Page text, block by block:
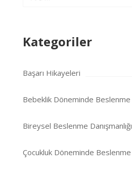
Kategoriler
Başarı Hikayeleri
Bebeklik Döneminde Beslenme
Bireysel Beslenme Danışmanlığı
Çocukluk Döneminde Beslenme